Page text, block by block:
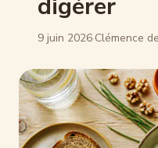
digérer
9 juin 2026·Clémence